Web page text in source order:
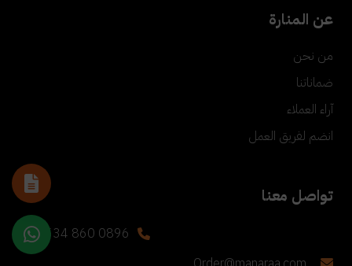
عن المنارة
من نحن
ضماناتنا
آراء العملاء
انضم لفريق العمل
تواصل معنا
+90 534 860 0896